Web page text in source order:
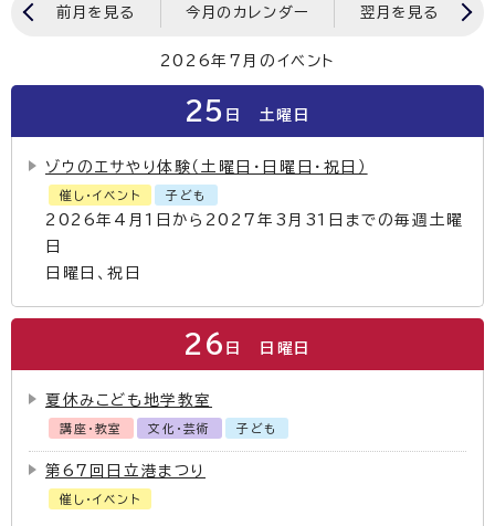
前月を見る 今月のカレンダー 翌月を見る
2026年7月のイベント
25 日 土曜日
ゾウのエサやり体験（土曜日・日曜日・祝日）
催し・イベント 子ども
2026年4月1日から2027年3月31日までの毎週土曜
日
日曜日、祝日
26 日 日曜日
夏休みこども地学教室
講座・教室 文化・芸術 子ども
第67回日立港まつり
催し・イベント